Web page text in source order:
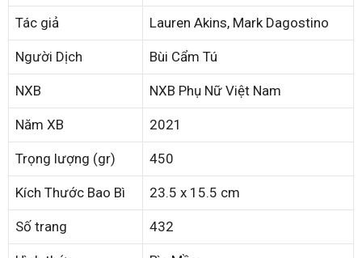
Tác giả Lauren Akins, Mark Dagostino
Người Dịch Bùi Cẩm Tú
NXB NXB Phụ Nữ Việt Nam
Năm XB 2021
Trọng lượng (gr) 450
Kích Thước Bao Bì 23.5 x 15.5 cm
Số trang 432